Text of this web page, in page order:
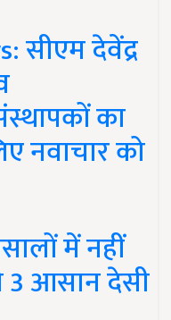
सीएम देवेंद्र
का
नवाचार को
में नहीं
3 आसान देसी